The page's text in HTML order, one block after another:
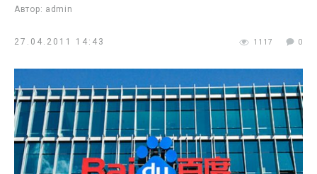
Автор: admin
27.04.2011 14:43 1117 0